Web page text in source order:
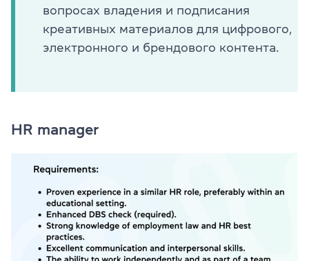
вопросах владения и подписания
креативных материалов для цифрового,
электронного и брендового контента.
HR manager